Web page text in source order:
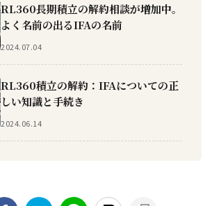
RL360長期積立の解約相談が増加中。
よく名前の出るIFAの名前
2024.07.04
RL360積立の解約：IFAについての正
しい知識と手続き
2024.06.14